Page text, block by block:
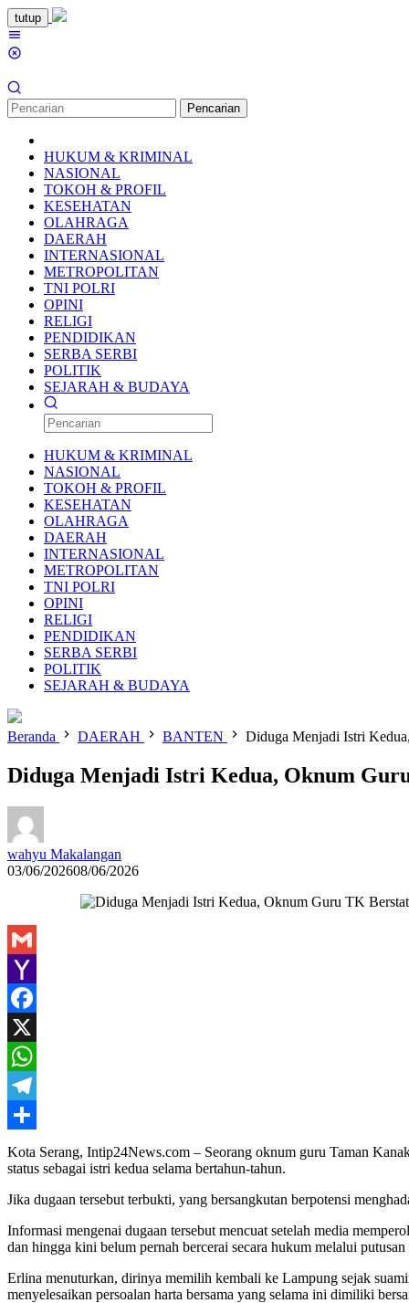
Loncat
ke
konten
tutup
Pencarian
HUKUM & KRIMINAL
NASIONAL
TOKOH & PROFIL
KESEHATAN
OLAHRAGA
DAERAH
INTERNASIONAL
METROPOLITAN
TNI POLRI
OPINI
RELIGI
PENDIDIKAN
SERBA SERBI
POLITIK
SEJARAH & BUDAYA
HUKUM & KRIMINAL
NASIONAL
TOKOH & PROFIL
KESEHATAN
OLAHRAGA
DAERAH
INTERNASIONAL
METROPOLITAN
TNI POLRI
OPINI
RELIGI
PENDIDIKAN
SERBA SERBI
POLITIK
SEJARAH & BUDAYA
Beranda DAERAH BANTEN Diduga Menjadi Istri
Diduga Menjadi Istri Kedua, Oknum
wahyu Makalangan
03/06/202608/06/2026
Gmail
Yahoo
Mail
Facebook
X
WhatsApp
Telegram
Share
Kota Serang, Intip24News.com – Seorang oknum guru Taman
status sebagai istri kedua selama bertahun-tahun.
Jika dugaan tersebut terbukti, yang bersangkutan berpotensi
Informasi mengenai dugaan tersebut mencuat setelah media
dan hingga kini belum pernah bercerai secara hukum melalui putusan
Erlina menuturkan, dirinya memilih kembali ke Lampung sejak
menyelesaikan persoalan harta bersama yang selama ini dimiliki